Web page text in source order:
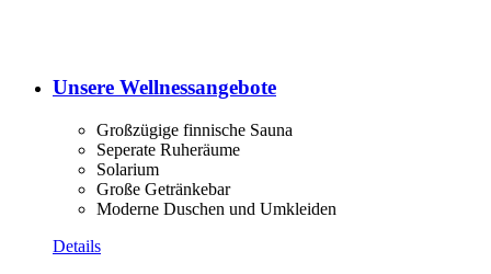
Unsere Wellnessangebote
Großzügige finnische Sauna
Seperate Ruheräume
Solarium
Große Getränkebar
Moderne Duschen und Umkleiden
Details